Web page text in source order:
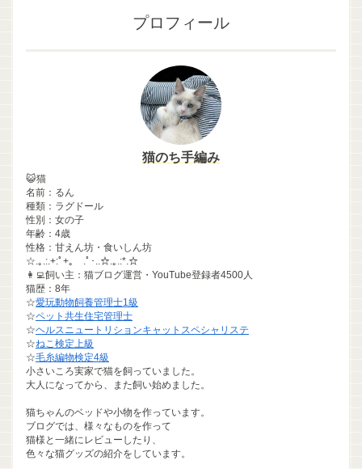
プロフィール
猫のち手編み
😺猫
名前：るん
種類：ラグドール
性別：女の子
年齢：4歳
性格：甘えん坊・食いしん坊
☆.｡.:.+:ﾟ+｡ .ﾟ･..☆.｡.:*.☆
👩‍💻飼い主：猫ブログ運営・YouTube登録者4500人
猫歴：8年
☆愛玩動物飼養管理士1級
☆ペット共生住宅管理士
☆ヘルスニュートリションキャットスペシャリステ
☆ねこ検定上級
☆毛糸編物検定4級
小さいころ実家で猫を飼っていました。
大人になってから、また飼い始めました。
猫ちゃんのベッドや小物を作っています。
ブログでは、様々なものを作って
猫様と一緒にレビューしたり、
色々な猫グッズの紹介をしています。